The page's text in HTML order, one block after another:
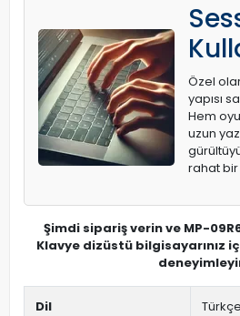
Özel
yapısı
Hem
uzun
rahat bir
Şimdi sipariş verin ve MP-
Klavye dizüstü bilgisayarınız
Dil Türkçe